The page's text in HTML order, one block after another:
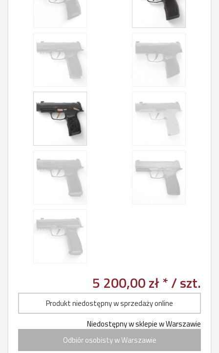
5 200,00 zł */ szt.
Produkt niedostępny w sprzedaży online
Niedostępny w sklepie w Warszawie
Odbiór osobisty w Warszawie